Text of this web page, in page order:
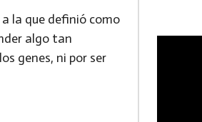
la que definió como
algo tan
genes, ni por ser